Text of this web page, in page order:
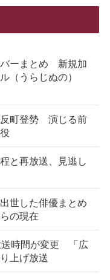
バーまとめ 新規加
（うらじぬの）
反町登勢 演じる前
と再放送、見逃し
世した俳優まとめ
の現在
送時間が変更 「広
上げ放送